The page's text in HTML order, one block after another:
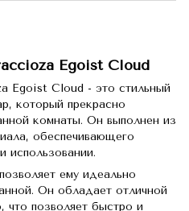
Egoist Cloud
Egoist Cloud - это стильный
который прекрасно
комнаты. Он выполнен из
обеспечивающего
использовании.
ему идеально
Он обладает отличной
позволяет быстро и